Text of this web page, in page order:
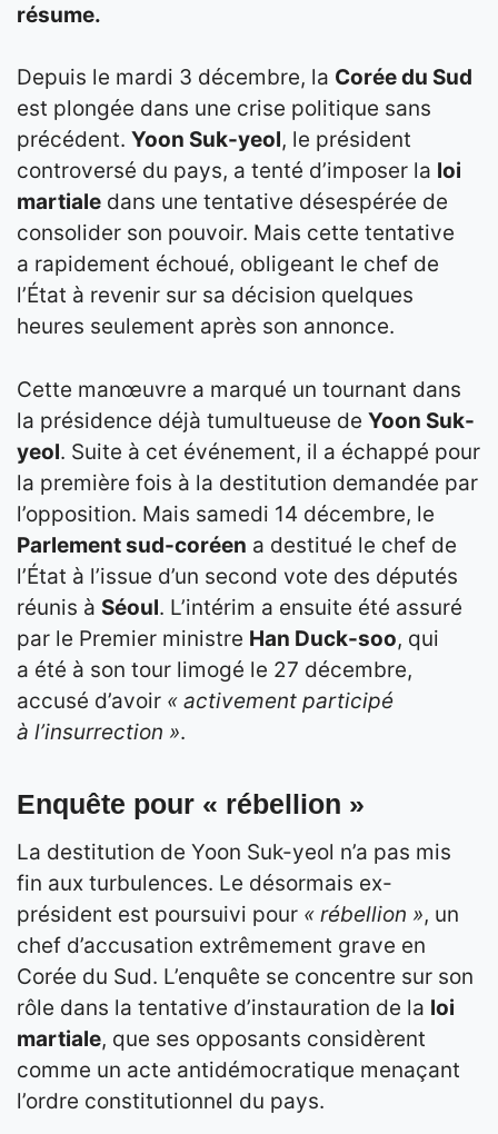
résume.
Depuis le mardi 3 décembre, la Corée du Sud
est plongée dans une crise politique sans
précédent. Yoon Suk-yeol, le président
controversé du pays, a tenté d’imposer la loi
martiale dans une tentative désespérée de
consolider son pouvoir. Mais cette tentative
a rapidement échoué, obligeant le chef de
l’État à revenir sur sa décision quelques
heures seulement après son annonce.
Cette manœuvre a marqué un tournant dans
la présidence déjà tumultueuse de Yoon Suk-
yeol. Suite à cet événement, il a échappé pour
la première fois à la destitution demandée par
l’opposition. Mais samedi 14 décembre, le
Parlement sud-coréen a destitué le chef de
l’État à l’issue d’un second vote des députés
réunis à Séoul. L’intérim a ensuite été assuré
par le Premier ministre Han Duck-soo, qui
a été à son tour limogé le 27 décembre,
accusé d’avoir « activement participé
à l’insurrection ».
Enquête pour « rébellion »
La destitution de Yoon Suk-yeol n’a pas mis
fin aux turbulences. Le désormais ex-
président est poursuivi pour « rébellion », un
chef d’accusation extrêmement grave en
Corée du Sud. L’enquête se concentre sur son
rôle dans la tentative d’instauration de la loi
martiale, que ses opposants considèrent
comme un acte antidémocratique menaçant
l’ordre constitutionnel du pays.